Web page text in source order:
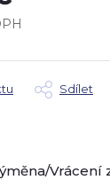
Sdílet
Vrácení